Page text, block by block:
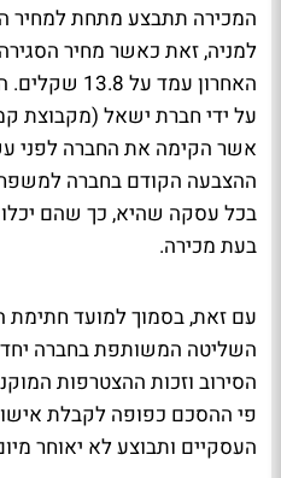
למניה, זאת כאשר מחיר
האחרון עמד
על ידי חברת ישאל (מקבוצת
אשר הקימה את החברה לפני
ההצבעה הקודם בחברה למשפחת
בכל עסקה שהיא, כך שהם
בעת מכירה.
עם זאת, בסמוך למועד חתימת
השליטה המשותפת בחברה
הסירוב וזכות ההצטרפות
פי ההסכם כפופה לקבלת
העסקיים ותבוצע לא יאוחר מיום